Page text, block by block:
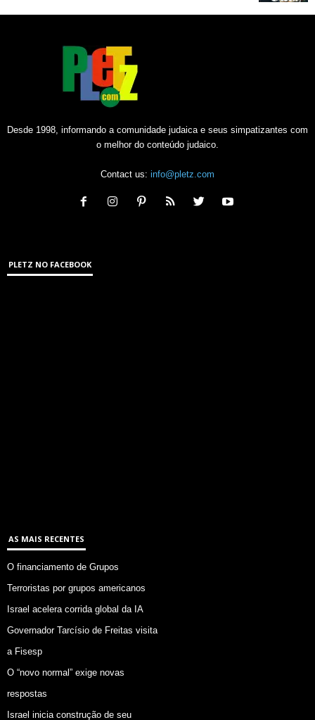
Desde 1998, informando a comunidade judaica e seus simpatizantes com
o melhor do conteúdo judaico.
Contact us: info@pletz.com
PLETZ NO FACEBOOK
AS MAIS RECENTES
O financiamento de Grupos
Terroristas por grupos americanos
Israel acelera corrida global da IA
Governador Tarcísio de Freitas visita
a Fisesp
O “novo normal” exige novas
respostas
Israel inicia construção de seu